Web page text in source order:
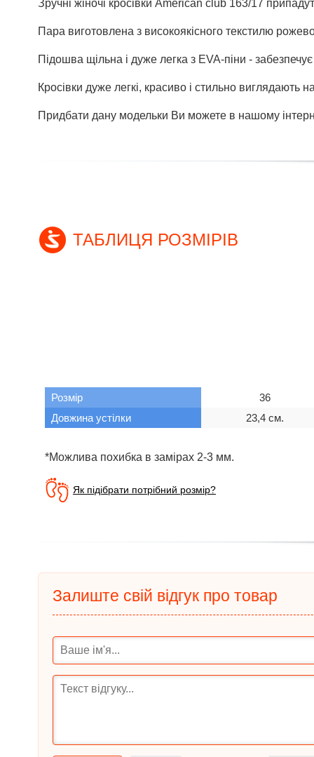
Зручні жіночі кросівки American club 163/17
Пара виготовлена з високоякісного текстилю
Підошва щільна і дуже легка з EVA-піни -
Кросівки дуже легкі, красиво і стильно виглядають
Придбати дану модельки Ви можете в нашому
ТАБЛИЦЯ РОЗМІРІВ
Розмір
36
Довжина устілки
23,4 см.
*Можлива похибка в замірах 2-3 мм.
Як підібрати потрібний розмір?
Залиште свій відгук про товар